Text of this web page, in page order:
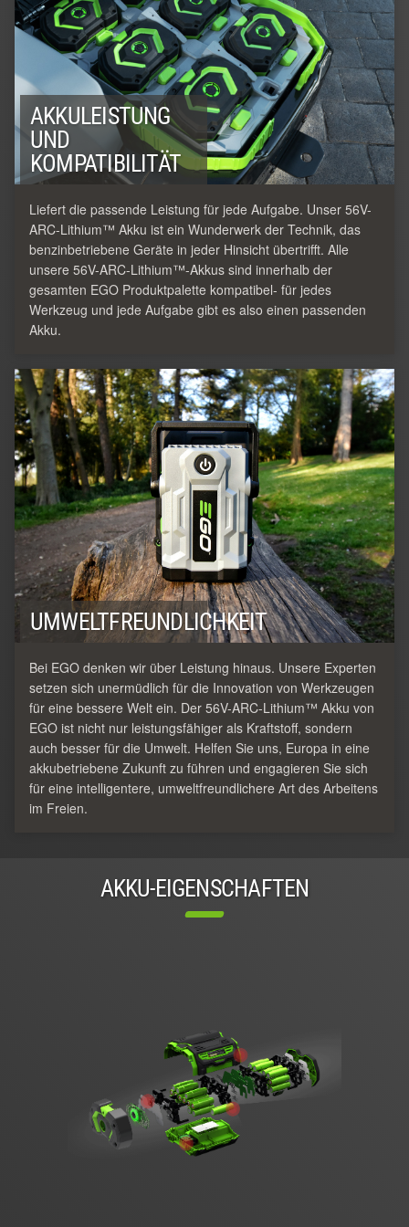
AKKULEISTUNG
UND
KOMPATIBILITÄT
Liefert die passende Leistung für jede Aufgabe. Unser 56V-
ARC-Lithium™ Akku ist ein Wunderwerk der Technik, das
benzinbetriebene Geräte in jeder Hinsicht übertrifft. Alle
unsere 56V-ARC-Lithium™-Akkus sind innerhalb der
gesamten EGO Produktpalette kompatibel- für jedes
Werkzeug und jede Aufgabe gibt es also einen passenden
Akku.
UMWELTFREUNDLICHKEIT
Bei EGO denken wir über Leistung hinaus. Unsere Experten
setzen sich unermüdlich für die Innovation von Werkzeugen
für eine bessere Welt ein. Der 56V-ARC-Lithium™ Akku von
EGO ist nicht nur leistungsfähiger als Kraftstoff, sondern
auch besser für die Umwelt. Helfen Sie uns, Europa in eine
akkubetriebene Zukunft zu führen und engagieren Sie sich
für eine intelligentere, umweltfreundlichere Art des Arbeitens
im Freien.
AKKU-EIGENSCHAFTEN